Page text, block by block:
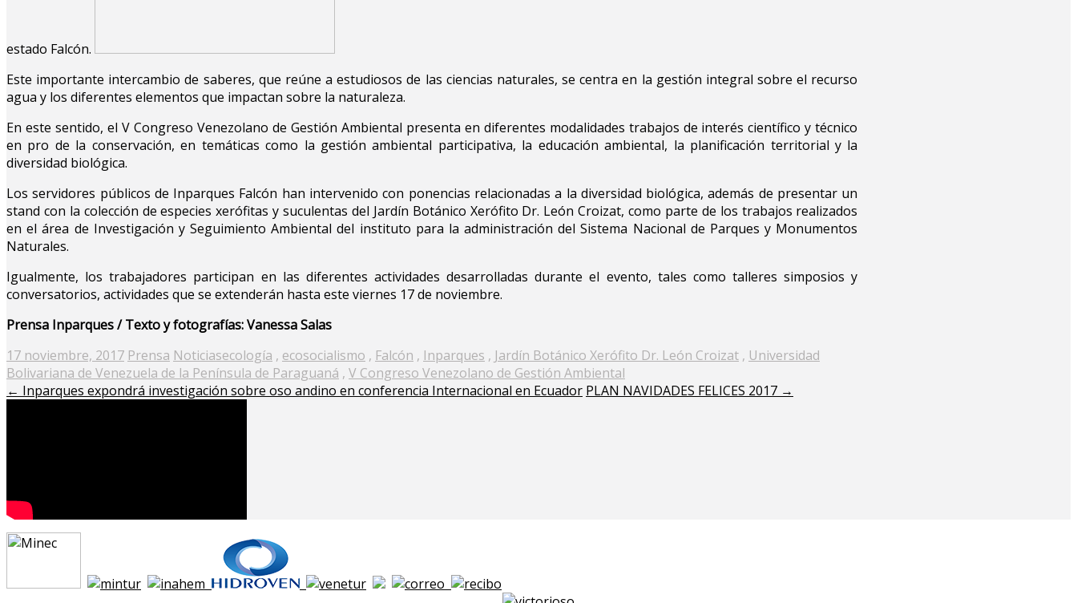
estado Falcón.
Este importante intercambio de saberes, que reúne a estudiosos de las ciencias naturales, se centra en la gestión integral sobre el recurso
agua y los diferentes elementos que impactan sobre la naturaleza.
En este sentido, el V Congreso Venezolano de Gestión Ambiental presenta en diferentes modalidades trabajos de interés científico y técnico
en pro de la conservación, en temáticas como la gestión ambiental participativa, la educación ambiental, la planificación territorial y la
diversidad biológica.
Los servidores públicos de Inparques Falcón han intervenido con ponencias relacionadas a la diversidad biológica, además de presentar un
stand con la colección de especies xerófitas y suculentas del Jardín Botánico Xerófito Dr. León Croizat, como parte de los trabajos realizados
en el área de Investigación y Seguimiento Ambiental del instituto para la administración del Sistema Nacional de Parques y Monumentos
Naturales.
Igualmente, los trabajadores participan en las diferentes actividades desarrolladas durante el evento, tales como talleres simposios y
conversatorios, actividades que se extenderán hasta este viernes 17 de noviembre.
Prensa Inparques / Texto y fotografías: Vanessa Salas
Posted
on
17 noviembre, 2017 Prensa Noticiasecología , ecosocialismo , Falcón , Inparques , Jardín Botánico Xerófito Dr. León Croizat , Universidad
Bolivariana de Venezuela de la Península de Paraguaná , V Congreso Venezolano de Gestión Ambiental
← Inparques expondrá investigación sobre oso andino en conferencia Internacional en Ecuador PLAN NAVIDADES FELICES 2017 →